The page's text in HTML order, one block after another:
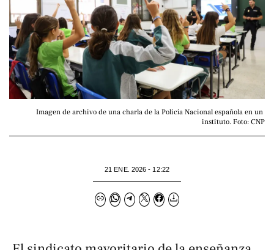
Imagen de archivo de una charla de la Policía Nacional española en un
instituto. Foto: CNP
21 ENE. 2026 - 12:22